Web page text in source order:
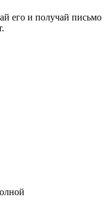
его и получай письмо